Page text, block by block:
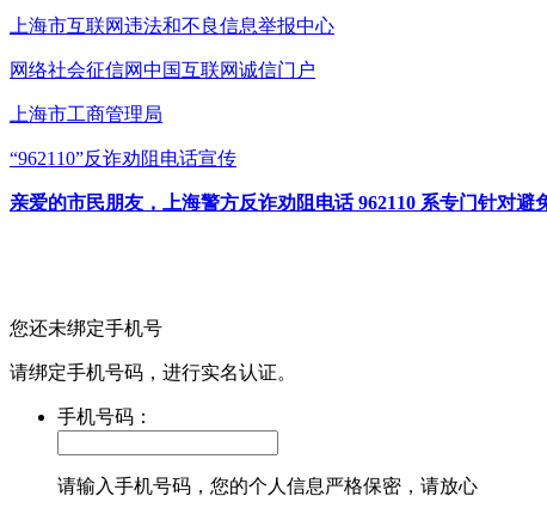
上海市互联网违法和不良信息举报中心
网络社会征信网中国互联网诚信门户
上海市工商管理局
“962110”反诈劝阻电话宣传
亲爱的市民朋友，上海警方反诈劝阻电话 962110 系专门针对
您还未绑定手机号
请绑定手机号码，进行实名认证。
手机号码：
请输入手机号码，您的个人信息严格保密，请放心